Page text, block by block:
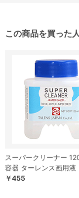
この商品を買った
スーパークリーナー
容器 ターレンス画用液
￥455